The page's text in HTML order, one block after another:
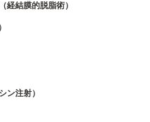
経結膜的脱脂術）
ン注射）